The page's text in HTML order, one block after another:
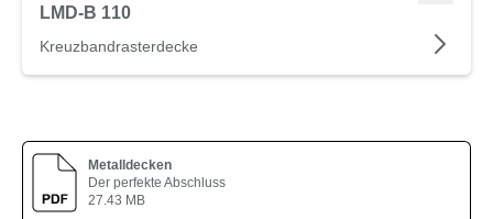
LMD-B 110
Kreuzbandrasterdecke
Metalldecken
Der perfekte Abschluss
27.43 MB